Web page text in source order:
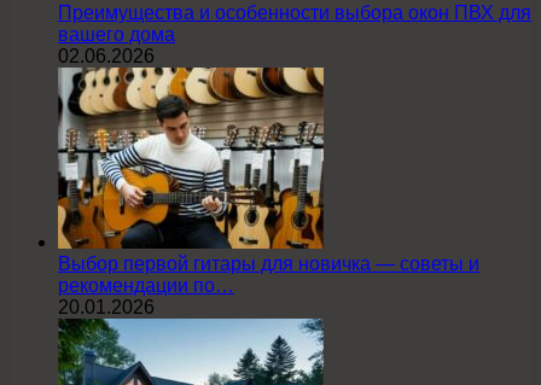
Преимущества и особенности выбора окон ПВХ для
вашего дома
02.06.2026
Выбор первой гитары для новичка — советы и
рекомендации по…
20.01.2026